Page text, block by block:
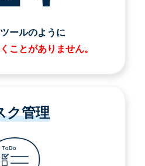
ールのように
ことがありません。
ク管理